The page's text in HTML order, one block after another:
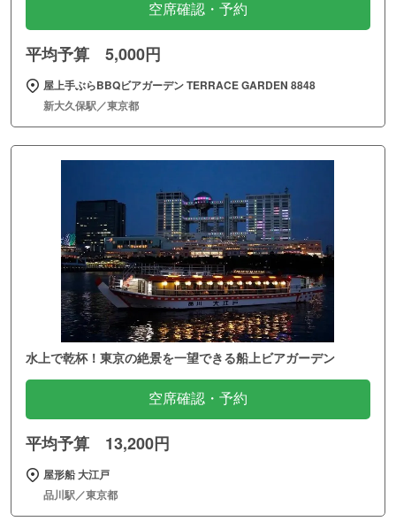
空席確認・予約
平均予算 5,000円
屋上手ぶらBBQビアガーデン TERRACE GARDEN 8848
新大久保駅／東京都
水上で乾杯！東京の絶景を一望できる船上ビアガーデン
空席確認・予約
平均予算 13,200円
屋形船 大江戸
品川駅／東京都